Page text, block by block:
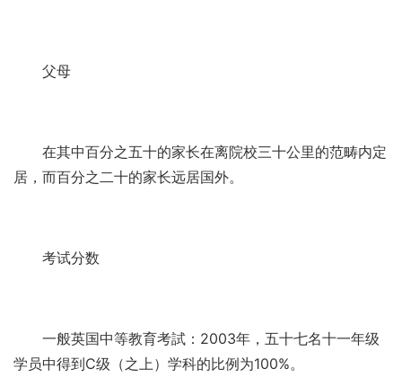
父母
在其中百分之五十的家长在离院校三十公里的范畴内定
居，而百分之二十的家长远居国外。
考试分数
一般英国中等教育考試：2003年，五十七名十一年级
学员中得到C级（之上）学科的比例为100%。